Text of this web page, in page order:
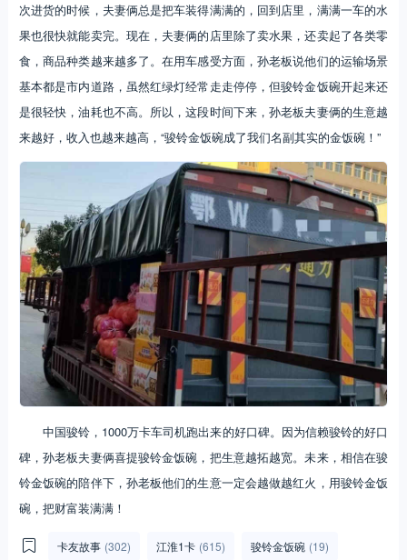
次进货的时候，夫妻俩总是把车装得满满的，回到店里，满满一车的水
果也很快就能卖完。现在，夫妻俩的店里除了卖水果，还卖起了各类零
食，商品种类越来越多了。在用车感受方面，孙老板说他们的运输场景
基本都是市内道路，虽然红绿灯经常走走停停，但骏铃金饭碗开起来还
是很轻快，油耗也不高。所以，这段时间下来，孙老板夫妻俩的生意越
来越好，收入也越来越高，“骏铃金饭碗成了我们名副其实的金饭碗！”
中国骏铃，1000万卡车司机跑出来的好口碑。因为信赖骏铃的好口
碑，孙老板夫妻俩喜提骏铃金饭碗，把生意越拓越宽。未来，相信在骏
铃金饭碗的陪伴下，孙老板他们的生意一定会越做越红火，用骏铃金饭
碗，把财富装满满！
卡友故事 (302) 江淮1卡 (615) 骏铃金饭碗 (19)